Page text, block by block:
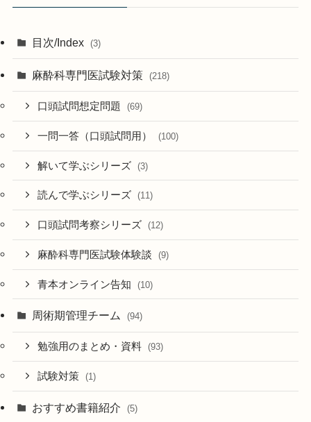
目次/Index (3)
麻酔科専門医試験対策 (218)
口頭試問想定問題 (69)
一問一答（口頭試問用） (100)
解いて学ぶシリーズ (3)
読んで学ぶシリーズ (11)
口頭試問考察シリーズ (12)
麻酔科専門医試験体験談 (9)
青本オンライン告知 (10)
周術期管理チーム (94)
勉強用のまとめ・資料 (93)
試験対策 (1)
おすすめ書籍紹介 (5)